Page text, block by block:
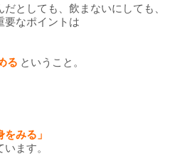
としても、飲まないにしても、
要なポイントは
る ということ。
みる」
ます。